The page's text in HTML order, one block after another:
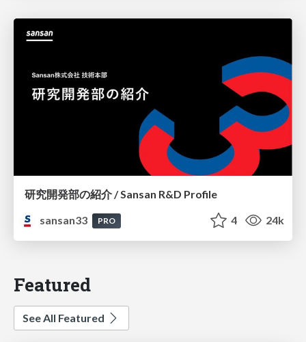
研究開発部の紹介 / Sansan R&D Profile
sansan33
PRO 4 24k
Featured
See All Featured